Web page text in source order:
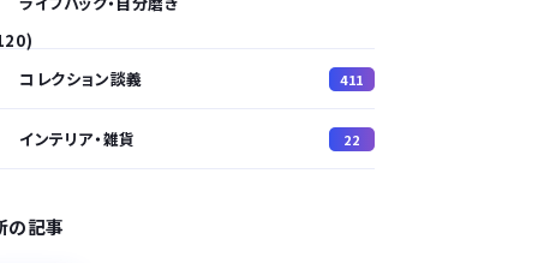
コレクション談義
411
インテリア・雑貨 22
の記事